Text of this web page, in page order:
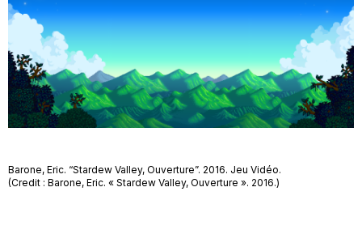
Barone, Eric. “Stardew Valley, Ouverture”. 2016. Jeu Vidéo.
(Credit : Barone, Eric. « Stardew Valley, Ouverture ». 2016.)